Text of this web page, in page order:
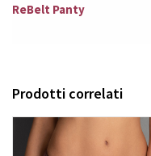
ReBelt Panty
Prodotti correlati